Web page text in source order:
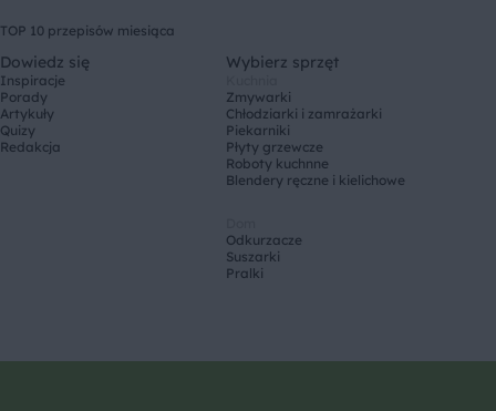
TOP 10 przepisów miesiąca
Dowiedz się
Inspiracje
Porady
Artykuły
Quizy
Redakcja
Wybierz sprzęt
Zmywarki
Chłodziarki i zamrażarki
Piekarniki
Płyty grzewcze
Roboty kuchnne
Blendery ręczne i kielichowe
Odkurzacze
Suszarki
Pralki